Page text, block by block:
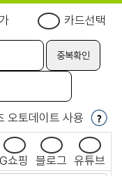
카드선택
오토데이트 사용
G쇼핑 블로그 유튜브